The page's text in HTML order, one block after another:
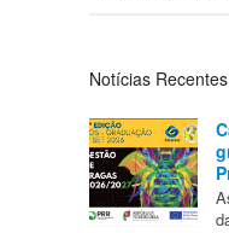
Notícias Recentes